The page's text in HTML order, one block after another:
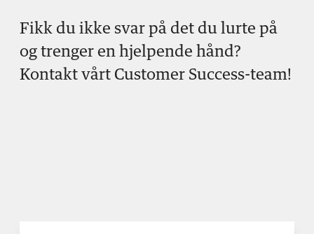
Fikk du ikke svar på det du lurte på
og trenger en hjelpende hånd?
Kontakt vårt Customer Success-team!